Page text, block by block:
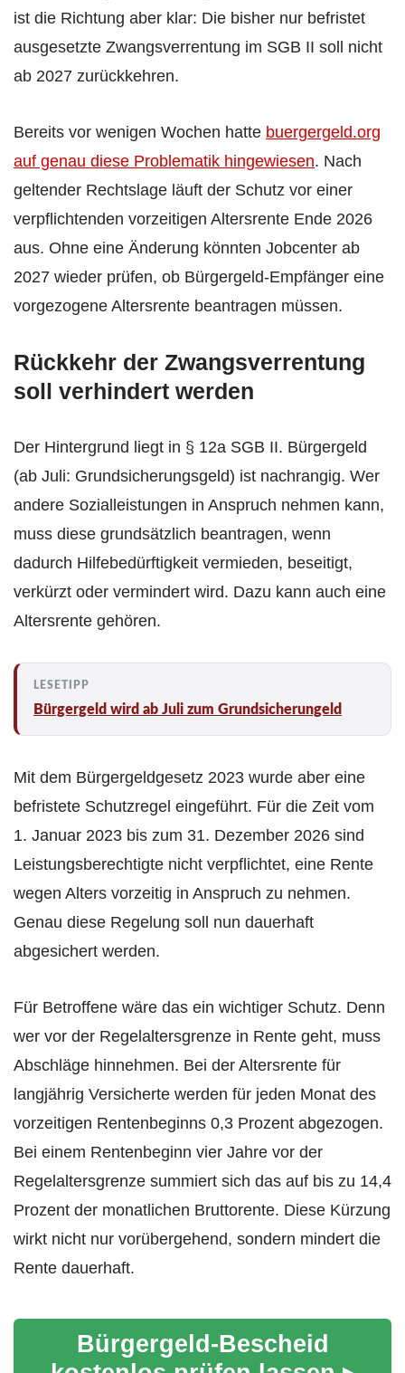
ist die Richtung aber klar: Die bisher nur befristet
ausgesetzte Zwangsverrentung im SGB II soll nicht
ab 2027 zurückkehren.
Bereits vor wenigen Wochen hatte buergergeld.org
auf genau diese Problematik hingewiesen. Nach
geltender Rechtslage läuft der Schutz vor einer
verpflichtenden vorzeitigen Altersrente Ende 2026
aus. Ohne eine Änderung könnten Jobcenter ab
2027 wieder prüfen, ob Bürgergeld-Empfänger eine
vorgezogene Altersrente beantragen müssen.
Rückkehr der Zwangsverrentung
soll verhindert werden
Der Hintergrund liegt in § 12a SGB II. Bürgergeld
(ab Juli: Grundsicherungsgeld) ist nachrangig. Wer
andere Sozialleistungen in Anspruch nehmen kann,
muss diese grundsätzlich beantragen, wenn
dadurch Hilfebedürftigkeit vermieden, beseitigt,
verkürzt oder vermindert wird. Dazu kann auch eine
Altersrente gehören.
Bürgergeld wird ab Juli zum Grundsicherungeld
Mit dem Bürgergeldgesetz 2023 wurde aber eine
befristete Schutzregel eingeführt. Für die Zeit vom
1. Januar 2023 bis zum 31. Dezember 2026 sind
Leistungsberechtigte nicht verpflichtet, eine Rente
wegen Alters vorzeitig in Anspruch zu nehmen.
Genau diese Regelung soll nun dauerhaft
abgesichert werden.
Für Betroffene wäre das ein wichtiger Schutz. Denn
wer vor der Regelaltersgrenze in Rente geht, muss
Abschläge hinnehmen. Bei der Altersrente für
langjährig Versicherte werden für jeden Monat des
vorzeitigen Rentenbeginns 0,3 Prozent abgezogen.
Bei einem Rentenbeginn vier Jahre vor der
Regelaltersgrenze summiert sich das auf bis zu 14,4
Prozent der monatlichen Bruttorente. Diese Kürzung
wirkt nicht nur vorübergehend, sondern mindert die
Rente dauerhaft.
Bürgergeld-Bescheid